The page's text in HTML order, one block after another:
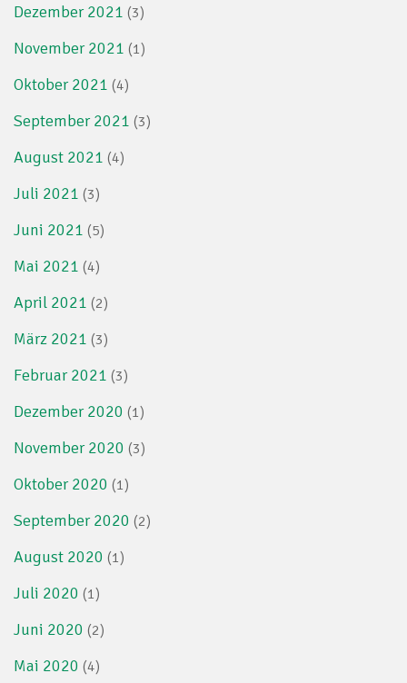
Dezember 2021 (3)
November 2021 (1)
Oktober 2021 (4)
September 2021 (3)
August 2021 (4)
Juli 2021 (3)
Juni 2021 (5)
Mai 2021 (4)
April 2021 (2)
März 2021 (3)
Februar 2021 (3)
Dezember 2020 (1)
November 2020 (3)
Oktober 2020 (1)
September 2020 (2)
August 2020 (1)
Juli 2020 (1)
Juni 2020 (2)
Mai 2020 (4)